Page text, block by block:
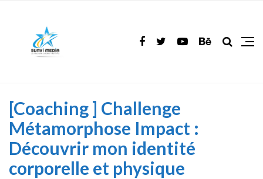
[Coaching ] Challenge
Métamorphose Impact :
Découvrir mon identité
corporelle et physique